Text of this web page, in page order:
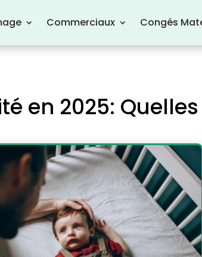
Commerciaux Congés
en 2025: